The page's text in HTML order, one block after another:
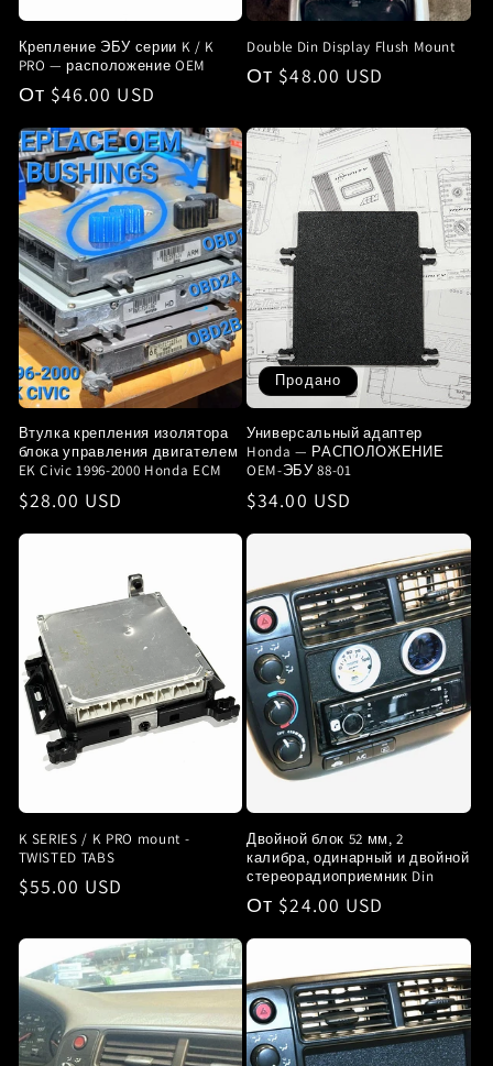
Крепление ЭБУ серии K / K
PRO — расположение OEM
Обычная
цена
От $46.00 USD
Double Din Display Flush Mount
Обычная
От $48.00 USD
Втулка крепления изолятора
блока управления двигателем
EK Civic 1996-2000 Honda ECM
Обычная
$28.00 USD
Продано
Универсальный адаптер
Honda — РАСПОЛОЖЕНИЕ
OEM-ЭБУ 88-01
Обычная
$34.00 USD
K SERIES / K PRO mount -
TWISTED TABS
Обычная
$55.00 USD
Двойной блок 52 мм, 2
калибра, одинарный и двойной
стереорадиоприемник Din
Обычная
цена
От $24.00 USD